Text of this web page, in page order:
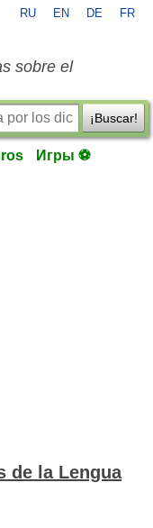
RU EN DE FR
sobre el
¡Buscar!
Игры ⚽
de la Lengua